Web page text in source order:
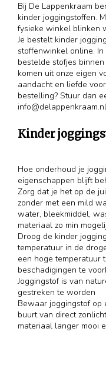
Bij De Lappenkraam
kinder joggingstoffen.
fysieke winkel blinken
Je bestelt kinder
stoffenwinkel online.
bestelde stofjes
komen uit onze eigen
aandacht en liefde
bestelling? Stuur dan
info@delappenkraam.nl
Kinder
Hoe onderhoud je
eigenschappen blijft
Zorg dat je het op de
zonder met een mild
water, bleekmiddel,
materiaal zo min
Droog de kinder
temperatuur in de
een hoge temperatuur
beschadigingen te
Joggingstof is van
gestreken te worden
Bewaar joggingstof op
buurt van direct
materiaal langer mooi